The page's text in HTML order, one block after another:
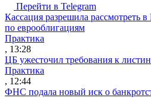
Перейти в Telegram
Кассация разрешила рассмотреть
по еврооблигациям
Практика
, 13:28
ЦБ ужесточил требования к
Практика
, 12:44
ФНС подала новый иск о